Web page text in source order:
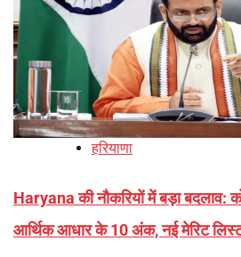
हरियाणा
Haryana की नौकरियों में बड़ा बदलाव:
आर्थिक आधार के 10 अंक, नई मेरिट